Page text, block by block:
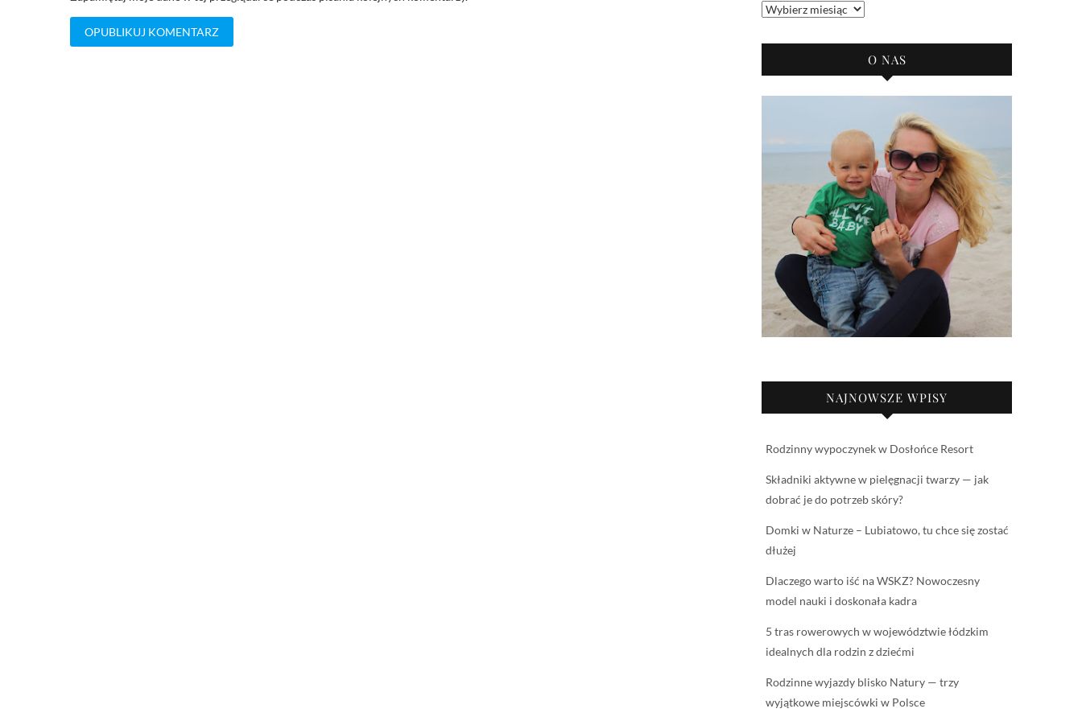
Archiwum
O NAS
NAJNOWSZE WPISY
Rodzinny wypoczynek w Dosłońce Resort
Składniki aktywne w pielęgnacji twarzy — jak
dobrać je do potrzeb skóry?
Domki w Naturze – Lubiatowo, tu chce się zostać
dłużej
Dlaczego warto iść na WSKZ? Nowoczesny
model nauki i doskonała kadra
5 tras rowerowych w województwie łódzkim
idealnych dla rodzin z dziećmi
Rodzinne wyjazdy blisko Natury — trzy
wyjątkowe miejscówki w Polsce